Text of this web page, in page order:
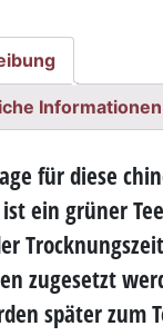
Informationen
für diese
ein grüner
zugesetzt
später zum